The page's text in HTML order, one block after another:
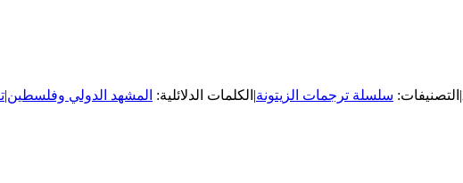
| التصنيفات: سلسلة ترجمات الزيتونة| الكلمات الدلائلية: المشهد الدولي وفلسطين|